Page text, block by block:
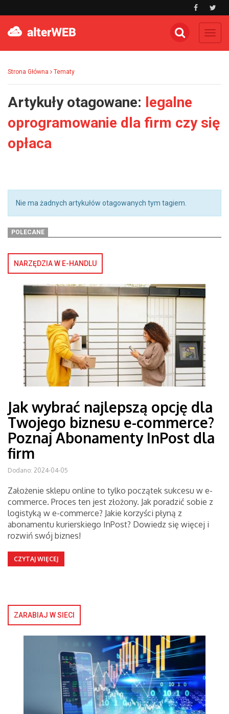
Strona Główna Tematy
Artykuły otagowane: legalne
oprogramowanie dla firm czy się
opłaca
Nie ma żadnych artykułów otagowanych tym tagiem.
POLECANE
NARZĘDZIA W E-HANDLU
Jak wybrać najlepszą opcję dla
Twojego biznesu e-commerce?
Poznaj Abonamenty InPost dla
firm
Dodano: 2024-04-05
Założenie sklepu online to tylko początek sukcesu w e-
commerce. Proces ten jest złożony. Jak poradzić sobie z
logistyką w e-commerce? Jakie korzyści płyną z
abonamentu kurierskiego InPost? Dowiedz się więcej i
rozwiń swój biznes!
CZYTAJ WIĘCEJ
ZARABIAJ W SIECI